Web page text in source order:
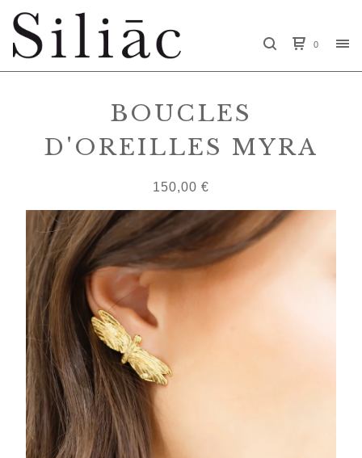
0
BOUCLES
D'OREILLES MYRA
150,00 €